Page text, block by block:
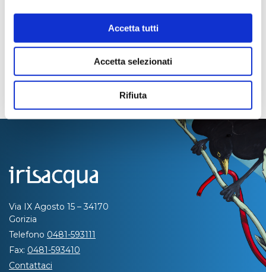
Accetta tutti
Accetta selezionati
Rifiuta
Via IX Agosto 15 – 34170
Gorizia
Telefono 0481-593111
Fax: 0481-593410
Contattaci